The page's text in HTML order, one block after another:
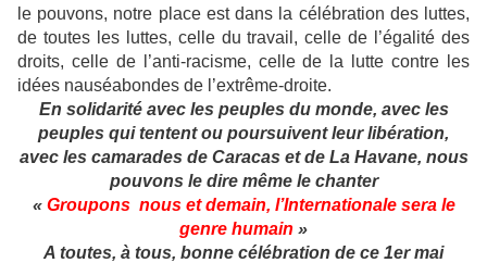
le pouvons, notre place est dans la célébration des luttes,
de toutes les luttes, celle du travail, celle de l’égalité des
droits, celle de l’anti-racisme, celle de la lutte contre les
idées nauséabondes de l’extrême-droite.
En solidarité avec les peuples du monde, avec les
peuples qui tentent ou poursuivent leur libération,
avec les camarades de Caracas et de La Havane, nous
pouvons le dire même le chanter
« Groupons nous et demain, l’Internationale sera le
genre humain »
A toutes, à tous, bonne célébration de ce 1er mai